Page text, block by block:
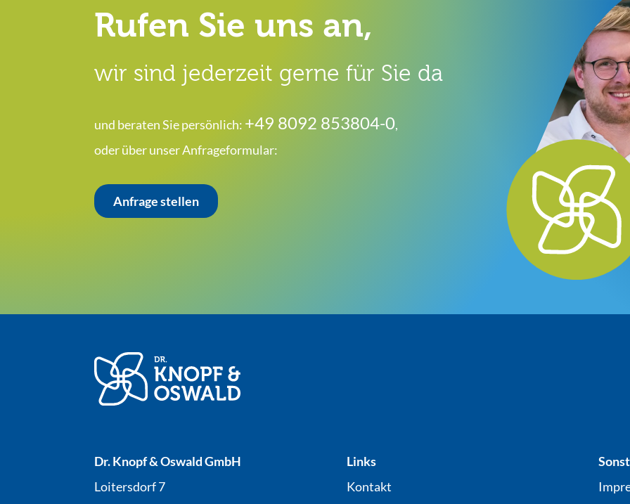
Rufen Sie uns an,
wir sind jederzeit gerne für Sie da
und beraten Sie persönlich: +49 8092 853804-0,
oder über unser Anfrageformular:
Anfrage stellen
Dr. Knopf & Oswald GmbH
Loitersdorf 7
Links
Kontakt